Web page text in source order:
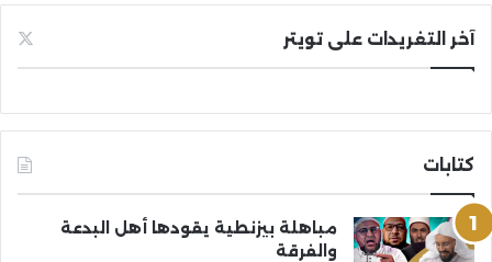
آخر التغريدات على تويتر
كتابات
مباهلة بيزنطية يقودها أهل البدعة
والفرقة